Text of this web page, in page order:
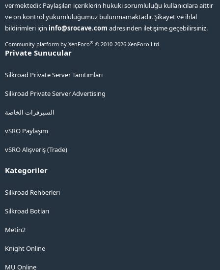
vermektedir. Paylaşılan içeriklerin hukuki sorumluluğu kullanıcılara aittir
ve ön kontrol yükümlülüğümüz bulunmamaktadır. Şikayet ve ihlal
bildirimleri için info@srocave.com adresinden iletişime geçebilirsiniz.
Community platform by XenForo® © 2010-2026 XenForo Ltd.
Private Sunucular
Silkroad Private Server Tanıtımları
Silkroad Private Server Advertising
السيرفرات الخاصة
vSRO Paylaşım
vSRO Alışveriş (Trade)
Kategoriler
Silkroad Rehberleri
Silkroad Botları
Metin2
Knight Online
MU Online